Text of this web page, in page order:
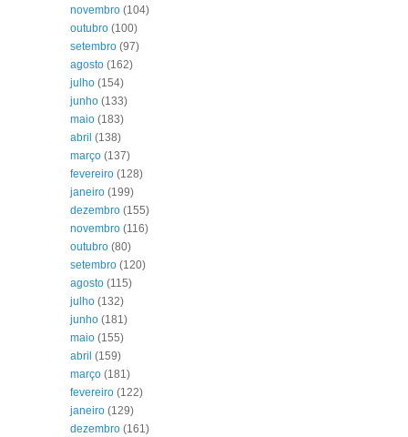
novembro (104)
outubro (100)
setembro (97)
agosto (162)
julho (154)
junho (133)
maio (183)
abril (138)
março (137)
fevereiro (128)
janeiro (199)
dezembro (155)
novembro (116)
outubro (80)
setembro (120)
agosto (115)
julho (132)
junho (181)
maio (155)
abril (159)
março (181)
fevereiro (122)
janeiro (129)
dezembro (161)